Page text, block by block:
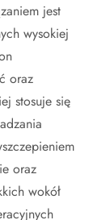
jest
wysokiej
oraz
stosuje się
oraz
wokół